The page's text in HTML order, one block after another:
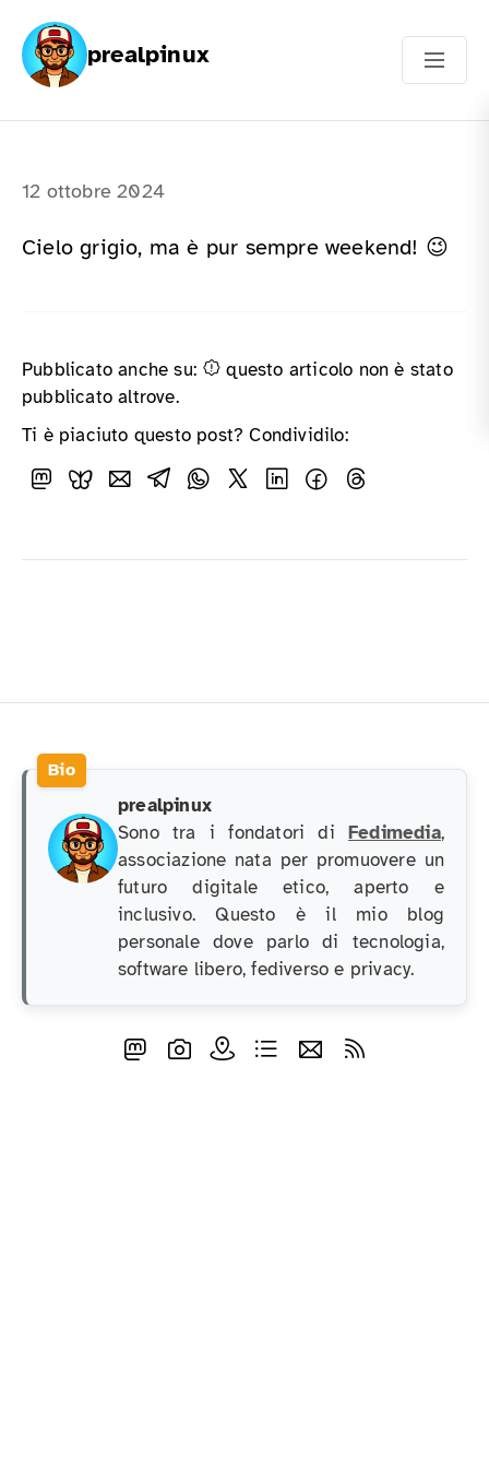
prealpinux
12 ottobre 2024
Cielo grigio, ma è pur sempre weekend! 😉
Pubblicato anche su:
questo articolo non è stato
pubblicato altrove.
Ti è piaciuto questo post? Condividilo:
prealpinux
Sono tra i fondatori di Fedimedia,
associazione nata per promuovere un
futuro digitale etico, aperto e
inclusivo. Questo è il mio blog
personale dove parlo di tecnologia,
software libero, fediverso e privacy.